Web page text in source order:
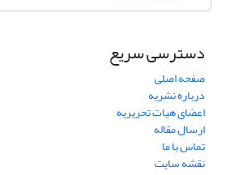
دسترسی سریع
صفحه اصلی
درباره نشریه
اعضای هیات تحریریه
ارسال مقاله
تماس با ما
نقشه سایت